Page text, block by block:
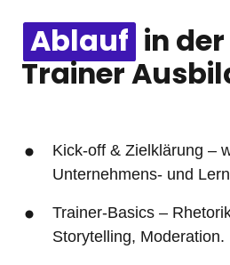
Ablauf in
Trainer
Kick-off & Zielklärung –
Unternehmens- und
Trainer-Basics –
Storytelling, Moderation.